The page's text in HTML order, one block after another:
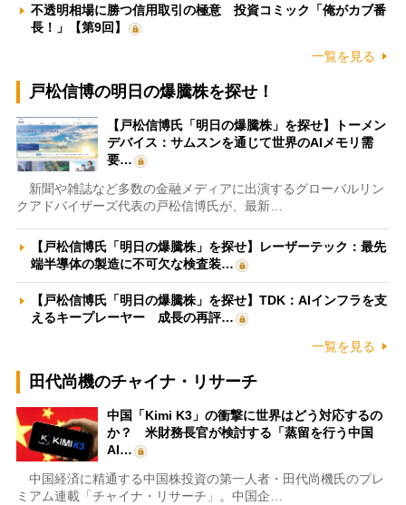
不透明相場に勝つ信用取引の極意 投資コミック「俺がカブ番
長！」【第9回】
一覧を見る
戸松信博の明日の爆騰株を探せ！
【戸松信博氏「明日の爆騰株」を探せ】トーメン
デバイス：サムスンを通じて世界のAIメモリ需
要…
新聞や雑誌など多数の金融メディアに出演するグローバルリン
クアドバイザーズ代表の戸松信博氏が、最新…
【戸松信博氏「明日の爆騰株」を探せ】レーザーテック：最先
端半導体の製造に不可欠な検査装…
【戸松信博氏「明日の爆騰株」を探せ】TDK：AIインフラを支
えるキープレーヤー 成長の再評…
一覧を見る
田代尚機のチャイナ・リサーチ
中国「Kimi K3」の衝撃に世界はどう対応するの
か？ 米財務長官が検討する「蒸留を行う中国
AI…
中国経済に精通する中国株投資の第一人者・田代尚機氏のプレ
ミアム連載「チャイナ・リサーチ」。中国企…